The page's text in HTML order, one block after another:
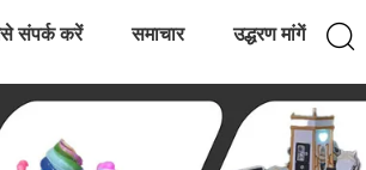
संपर्क करें समाचार उद्धरण मांगें